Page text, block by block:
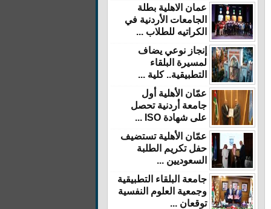
عمان الاهلية بطلة
الجامعات الأردنية في
الكراتيه للطلاب ...
إنجاز نوعي يضاف
لمسيرة البلقاء
التطبيقية.. كلية ...
عمّان الأهلية أول
جامعة أردنية تحصل
على شهادة ISO ...
عمّان الأهلية تستضيف
حفل تكريم الطلبة
السعوديين ...
جامعة البلقاء التطبيقية
وجمعية العلوم النفسية
توقعان ...